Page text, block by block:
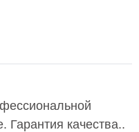
Гарантия качества..